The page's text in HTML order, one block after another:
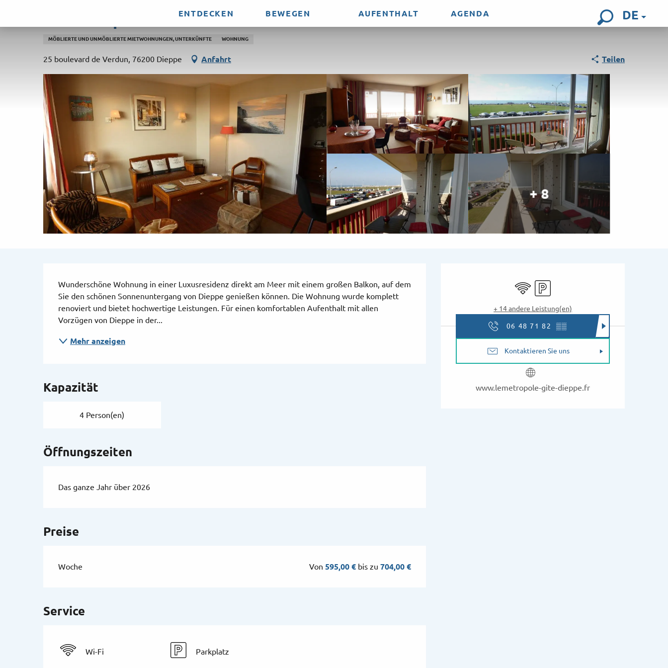
contenu
DE
ENTDECKEN BEWEGEN AUFENTHALT AGENDA
Le Métropole - Vue sur mer
MÖBLIERTE UND UNMÖBLIERTE MIETWOHNUNGEN, UNTERKÜNFTE WOHNUNG
25 boulevard de Verdun, 76200 Dieppe Anfahrt Teilen
+ 8
Öffnungszeiten &
Wi-Fi Parkplatz
+ 14 andere Leistung(en)
06 48 71 82 ▒▒
Kontaktieren Sie uns
www.lemetropole-gite-dieppe.fr
Beschreibung
Wunderschöne Wohnung in einer Luxusresidenz direkt am Meer mit einem großen Balkon, auf dem
Sie den schönen Sonnenuntergang von Dieppe genießen können. Die Wohnung wurde komplett
renoviert und bietet hochwertige Leistungen. Für einen komfortablen Aufenthalt mit allen
Vorzügen von Dieppe in der...
Mehr anzeigen
Kapazität
4 Person(en)
Service
Wi-Fi Parkplatz
Preise
Woche Von595,00 € bis zu704,00 €
Öffnungszeiten
Das ganze Jahr über 2026